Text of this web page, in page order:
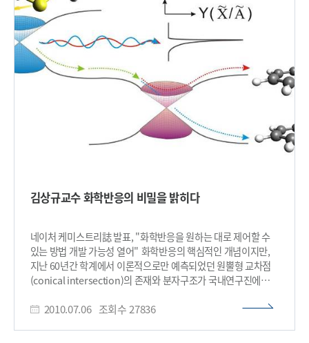
기술의 해외시장 진출도 머지않았다”고 말했다. 한편, 이번
연구는 지식경제부가 지원하는 산업 원천기술개발사업의
일환으로 지난 4년간 수행됐다. <용어설명> ● 실리콘 광증배관
(SiPM)- Silicon Photo Multiplier의 약자로 소자의
내부증폭을 이용하는 광다이오드의 한 종류다. 일반적인
광다이오드는 흡수한 광신호를 외부 증폭회로를 통해 증폭시키게
되는데 이때 외부 잡음도 함께 증폭되는 문제가 있다. 실리콘
광증배관은 소자의 내부에서 100만배로 신호를 증폭시킬 수 있어
단일 광자까지 측정가능 한 소자이다. ● 진공관식 광증배관
(PMT)- 광전효과를 이용하여 빛을 증폭시키는 소자이다. 입사된
광자를 전자로 변환시킨 뒤 전기장하에서 가속하여 증폭시키는
자기장 하에서 전자의 움직임이 영향을 받아 PET-MR에 사용할
수 없다. ● 양전자방출단층촬영기기(PET)- 환자에 양전자를
180° 방향으로 전자의 소멸에 의한 소멸방사선이 발생된다. 이때
환자를 둘러싼 링형태의 검출기에서 두 개의 소멸방사선을
동시에 계측하여 위치를 추정하게 된다. 암은 형성 초기에 다량의
포도당을 이용하여 에너지를 사용하므로 동위원소 표지가된
달리 신진대사 및 분자의 거동을 볼 수 있어 분자영상기기라고도
면역작용 및 암발생 기전에 괄목할만한 연구 업적을 이뤘다. 또 김
교수는 플라즈몬 공명원리를 이용한 초소형 극자외선 레이저
광원을 개발하는 등 정밀측정, 특히 초정밀 광계측 분야의 세계적
전문가로서 이 분야의 원천기술의 획득과 이의 산업적 실용화에
탁월한 업적을 이뤘다. 한편 경암교육문화재단은 부산의
향토기업인 태양그룹 송금조 회장이 평생을 근검절약해 모은 전
재산 1000억원을 사회에 환원해 만든 순수 공익재단으로
국가발전의 토대가 될 학술진흥, 인재양성, 그리고 보다 나은 삶을
위한 문화창달을 그 목적으로 하고 있다. 재단은 주요 사업으로
2005년 자신의 전공분야에서 이룬 발군의 업적으로 사회의
11월 4일 오후 3시30분 부산 해운대 누리마루 2층 회의실에서
및 상패를 받게 된다.​
김상규교수 화학반응의 비밀을 밝히다
네이처 케미스트리誌 발표, "화학반응을 원하는 대로 제어할 수
있는 방법 개발 가능성 열어" 화학반응의 핵심적인 개념이지만,
지난 60년간 학계에서 이론적으로만 예측되었던 원뿔형 교차점
(conical intersection)의 존재와 분자구조가 국내연구진에
박사가 주도한 이번 연구는 교육과학 기술부(장관 안병만)와
2010.07.06 조회수 27836